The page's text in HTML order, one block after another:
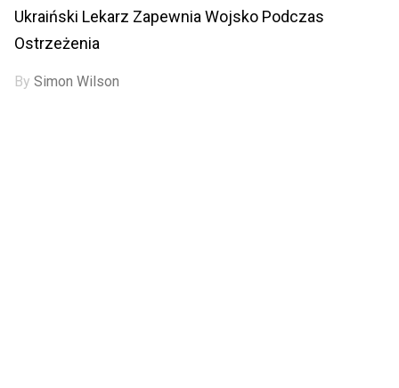
Ukraiński Lekarz Zapewnia Wojsko Podczas
Ostrzeżenia
BySimon Wilson